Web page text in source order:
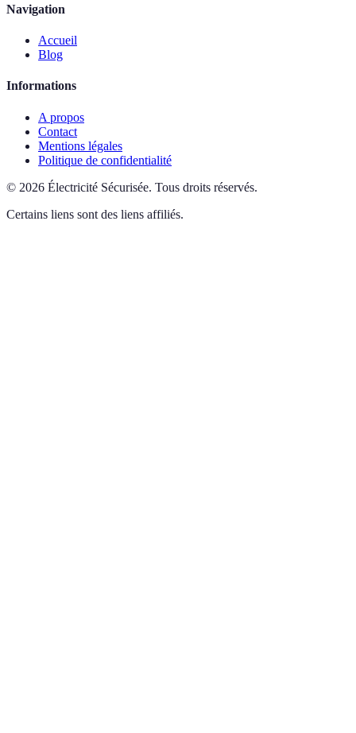
Navigation
Accueil
Blog
Informations
A propos
Contact
Mentions légales
Politique de confidentialité
© 2026 Électricité Sécurisée. Tous droits réservés.
Certains liens sont des liens affiliés.